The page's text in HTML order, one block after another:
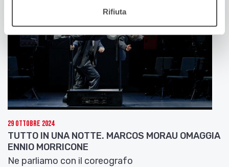
Rifiuta
29 Ottobre 2024
TUTTO IN UNA NOTTE. MARCOS MORAU OMAGGIA
ENNIO MORRICONE
Ne parliamo con il coreografo